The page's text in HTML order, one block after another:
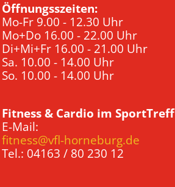
Öffnungsszeiten:
Mo-Fr 9.00 - 12.30 Uhr
Mo+Do 16.00 - 22.00 Uhr
Di+Mi+Fr 16.00 - 21.00 Uhr
Sa. 10.00 - 14.00 Uhr
So. 10.00 - 14.00 Uhr
Fitness & Cardio im SportTreff
E-Mail:
fitness@vfl-horneburg.de
Tel.: 04163 / 80 230 12